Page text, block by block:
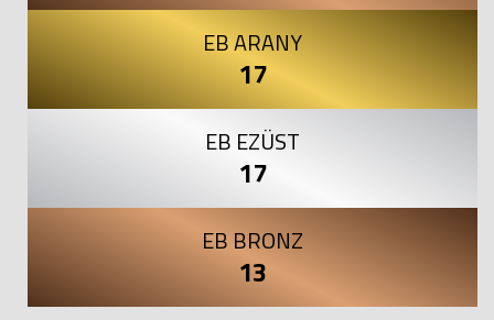
EB ARANY
17
EB EZÜST
17
EB BRONZ
13